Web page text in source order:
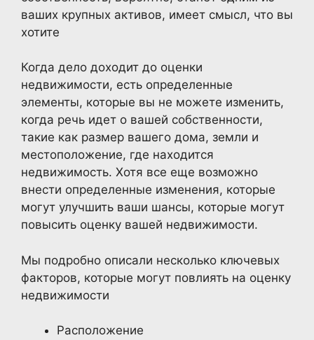
ваших крупных активов, имеет смысл, что вы
хотите
Когда дело доходит до оценки
недвижимости, есть определенные
элементы, которые вы не можете изменить,
когда речь идет о вашей собственности,
такие как размер вашего дома, земли и
местоположение, где находится
недвижимость. Хотя все еще возможно
внести определенные изменения, которые
могут улучшить ваши шансы, которые могут
повысить оценку вашей недвижимости.
Мы подробно описали несколько ключевых
факторов, которые могут повлиять на оценку
недвижимости
Расположение